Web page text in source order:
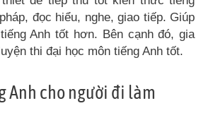
đọc hiểu, nghe, giao tiếp. Giúp
Anh tốt hơn. Bên cạnh đó, gia
thi đại học môn tiếng Anh tốt.
Anh cho người đi làm